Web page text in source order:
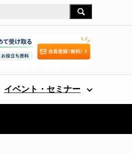
イベント・セミナー